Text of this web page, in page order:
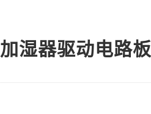
加湿器驱动电路板